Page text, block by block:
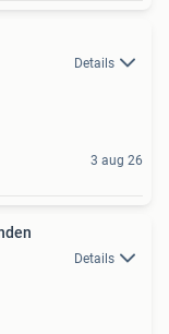
Details
3 aug 26
Details